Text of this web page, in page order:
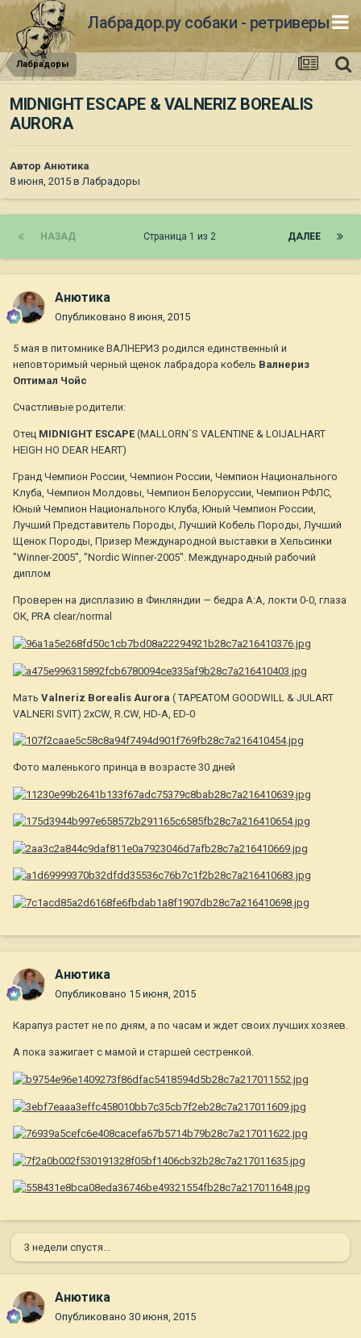
Лабрадор.ру собаки - ретриверы
Лабрадоры
MIDNIGHT ESCAPE & VALNERIZ BOREALIS
AURORA
Автор Анютика
8 июня, 2015 вЛабрадоры
НАЗАД ДАЛЕЕ
Страница 1 из 2
Анютика
Опубликовано 8 июня, 2015
5 мая в питомнике ВАЛНЕРИЗ родился единственный и
неповторимый черный щенок лабрадора кобель Валнериз
Оптимал Чойс
Счастливые родители:
Отец MIDNIGHT ESCAPE(MALLORN`S VALENTINE & LOIJALHART
HEIGH HO DEAR HEART)
Гранд Чемпион России, Чемпион России, Чемпион Национального
Клуба, Чемпион Молдовы, Чемпион Белоруссии, Чемпион РФЛС,
Юный Чемпион Национального Клуба, Юный Чемпион России,
Лучший Представитель Породы, Лучший Кобель Породы, Лучший
Щенок Породы, Призер Международной выставки в Хельсинки
"Winner-2005", "Nordic Winner-2005". Международный рабочий
диплом
Проверен на дисплазию в Финляндии — бедра А:А, локти 0-0, глаза
ОК, PRA clear/normal
Мать Valneriz Borealis Aurora ( TAPEATOM GOODWILL & JULART
VALNERI SVIT) 2xCW, R.CW, HD-A, ED-0
Фото маленького принца в возрасте 30 дней
Анютика
Опубликовано 15 июня, 2015
Карапуз растет не по дням, а по часам и ждет своих лучших хозяев.
А пока зажигает с мамой и старшей сестренкой.
3 недели спустя...
Анютика
Опубликовано 30 июня, 2015